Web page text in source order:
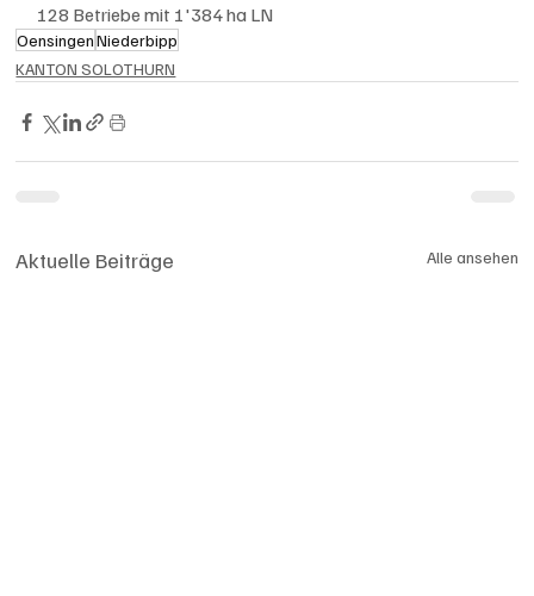
128 Betriebe mit 1'384 ha LN
Oensingen Niederbipp
KANTON SOLOTHURN
Aktuelle Beiträge Alle ansehen